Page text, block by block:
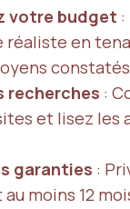
votre budget
réaliste en
recherches :
et lisez les
garanties :
moins 12